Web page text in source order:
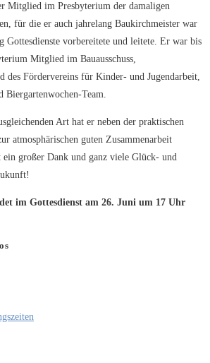
Mitglied im Presbyterium der damaligen
für die er auch jahrelang Baukirchmeister war
Gottesdienste vorbereitete und leitete. Er war bis
Mitglied im Bauausschuss,
des Fördervereins für Kinder- und Jugendarbeit,
Biergartenwochen-Team.
Art hat er neben der praktischen
atmosphärischen guten Zusammenarbeit
ein großer Dank und ganz viele Glück- und
im Gottesdienst am 26. Juni um 17 Uhr